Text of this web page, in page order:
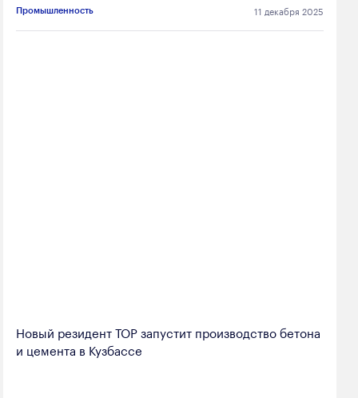
Промышленность 11 декабря 2025
Новый резидент ТОР запустит производство бетона
и цемента в Кузбассе